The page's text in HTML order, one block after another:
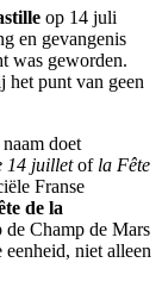
op 14 juli
en gevangenis
was geworden.
het punt van geen
doet
14 juilletof la Fête
Franse
de la
de Champ de Mars
niet alleen